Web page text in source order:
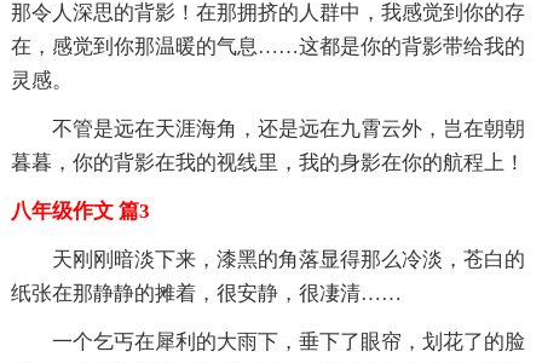
那令人深思的背影！在那拥挤的人群中，我感觉到你的存
在，感觉到你那温暖的气息……这都是你的背影带给我的
灵感。
不管是远在天涯海角，还是远在九霄云外，岂在朝朝
暮暮，你的背影在我的视线里，我的身影在你的航程上！
八年级作文 篇3
天刚刚暗淡下来，漆黑的角落显得那么冷淡，苍白的
纸张在那静静的摊着，很安静，很凄清……
一个乞丐在犀利的大雨下，垂下了眼帘，划花了的脸